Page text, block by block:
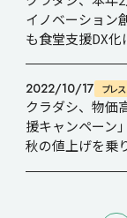
イノベーション
も食堂支援DX
2022/10/17 プレ
クラダシ、物価
援キャンペーン
秋の値上げを乗